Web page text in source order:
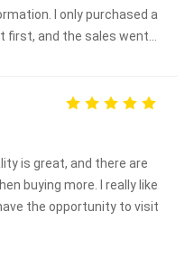
I only purchased a
first, and the sales went
is great, and there are
buying more. I really like
the opportunity to visit